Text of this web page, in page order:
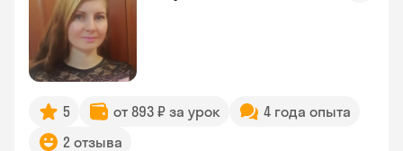
5 от 893 ₽ за урок
4 года опыта
2 отзыва